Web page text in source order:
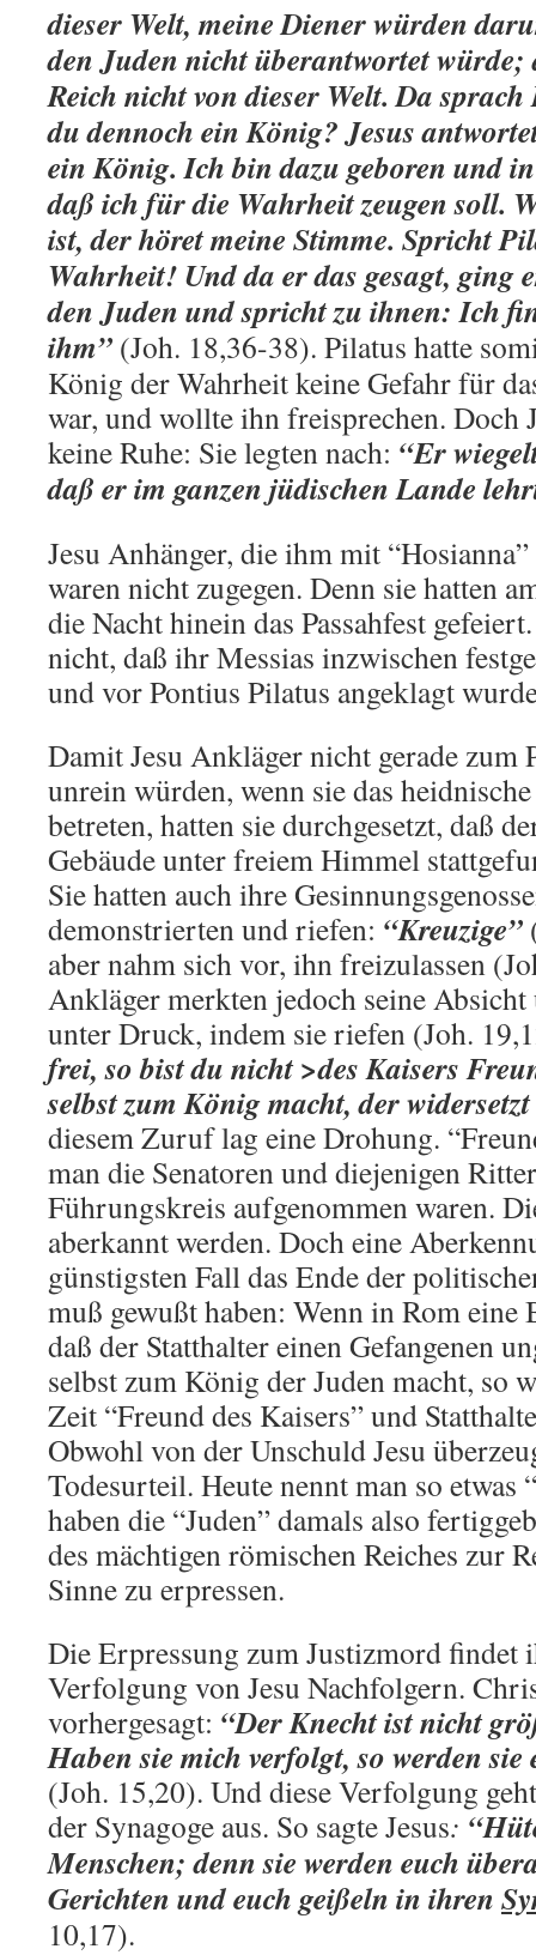
dieser Welt, meine Diener würden
den Juden nicht überantwortet
Reich nicht von dieser Welt. Da
du dennoch ein König? Jesus
ein König. Ich bin dazu geboren und
daß ich für die Wahrheit zeugen soll.
ist, der höret meine Stimme. Spricht
Wahrheit! Und da er das gesagt, ging
den Juden und spricht zu ihnen: Ich
ihm” (Joh. 18,36-38). Pilatus hatte
König der Wahrheit keine Gefahr für
war, und wollte ihn freisprechen. Doch
keine Ruhe: Sie legten nach: “Er
daß er im ganzen jüdischen Lande
Jesu Anhänger, die ihm mit
waren nicht zugegen. Denn sie hatten
die Nacht hinein das Passahfest
nicht, daß ihr Messias inzwischen
und vor Pontius Pilatus angeklagt
Damit Jesu Ankläger nicht gerade zum
unrein würden, wenn sie das
betreten, hatten sie durchgesetzt, daß
Gebäude unter freiem Himmel
Sie hatten auch ihre
demonstrierten und riefen: “Kreuzige”
aber nahm sich vor, ihn freizulassen
Ankläger merkten jedoch seine Absicht
unter Druck, indem sie riefen (Joh.
frei, so bist du nicht >des Kaisers
selbst zum König macht, der
diesem Zuruf lag eine Drohung.
man die Senatoren und diejenigen
Führungskreis aufgenommen waren.
aberkannt werden. Doch eine
günstigsten Fall das Ende der
muß gewußt haben: Wenn in Rom eine
daß der Statthalter einen Gefangenen
selbst zum König der Juden macht, so
Zeit “Freund des Kaisers” und
Obwohl von der Unschuld Jesu
Todesurteil. Heute nennt man so etwas
haben die “Juden” damals also
des mächtigen römischen Reiches zur
Sinne zu erpressen.
Die Erpressung zum Justizmord findet
Verfolgung von Jesu Nachfolgern.
vorhergesagt: “Der Knecht ist nicht
Haben sie mich verfolgt, so werden
(Joh. 15,20). Und diese Verfolgung
der Synagoge aus. So sagte Jesus:
Menschen; denn sie werden euch
Gerichten und euch geißeln in ihren
10,17).